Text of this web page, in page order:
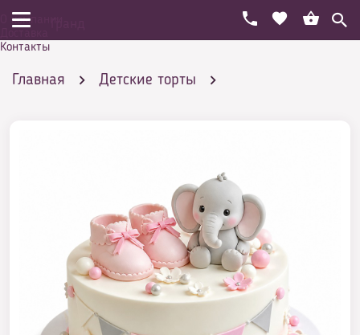
О компании
Контакты
Главная Детские торты
Торт пинетки и слоненок